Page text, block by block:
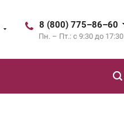
8 (800) 775–86–60
Пн. – Пт.: с 9:30 до 17:30